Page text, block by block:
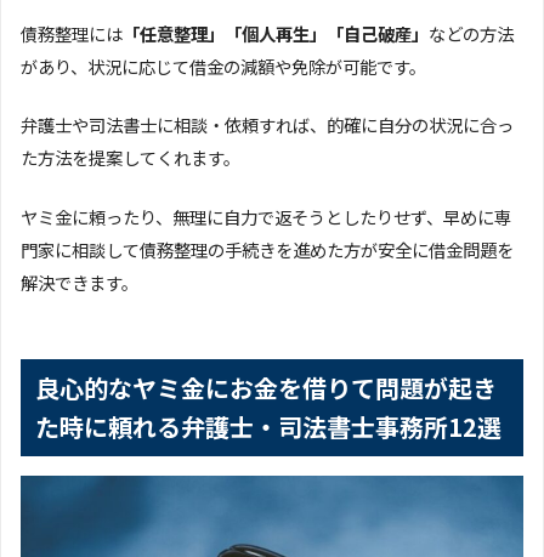
債務整理には 「任意整理」「個人再生」「自己破産」 などの方法
があり、状況に応じて借金の減額や免除が可能です。
弁護士や司法書士に相談・依頼すれば、的確に自分の状況に合っ
た方法を提案してくれます。
ヤミ金に頼ったり、無理に自力で返そうとしたりせず、早めに専
門家に相談して債務整理の手続きを進めた方が安全に借金問題を
解決できます。
良心的なヤミ金にお金を借りて問題が起き
た時に頼れる弁護士・司法書士事務所12選